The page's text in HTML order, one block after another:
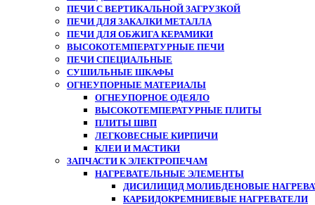
ПЕЧИ С ВЕРТИКАЛЬНОЙ ЗАГРУЗКОЙ
ПЕЧИ ДЛЯ ЗАКАЛКИ МЕТАЛЛА
ПЕЧИ ДЛЯ ОБЖИГА КЕРАМИКИ
ВЫСОКОТЕМПЕРАТУРНЫЕ ПЕЧИ
ПЕЧИ СПЕЦИАЛЬНЫЕ
СУШИЛЬНЫЕ ШКАФЫ
ОГНЕУПОРНЫЕ МАТЕРИАЛЫ
ОГНЕУПОРНОЕ ОДЕЯЛО
ВЫСОКОТЕМПЕРАТУРНЫЕ ПЛИТЫ
ПЛИТЫ ШВП
ЛЕГКОВЕСНЫЕ КИРПИЧИ
КЛЕИ И МАСТИКИ
ЗАПЧАСТИ К ЭЛЕКТРОПЕЧАМ
НАГРЕВАТЕЛЬНЫЕ ЭЛЕМЕНТЫ
ДИСИЛИЦИД МОЛИБДЕНОВЫЕ
КАРБИДОКРЕМНИЕВЫЕ НАГРЕВАТЕЛИ